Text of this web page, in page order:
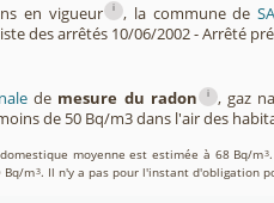
en vigueur i , la commune de
des arrêtés 10/06/2002 - Arrêté
de mesure du radon i
, gaz
de 50 Bq/m3 dans l'air des
moyenne est estimée à 68 Bq/m3
Bq/m3. Il n'y a pas pour l'instant d'obligation